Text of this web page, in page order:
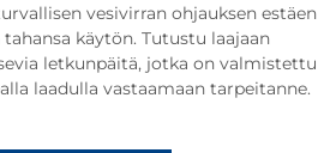
vesivirran ohjauksen estäen
käytön. Tutustu laajaan
letkunpäitä, jotka on valmistettu
laadulla vastaamaan tarpeitanne.